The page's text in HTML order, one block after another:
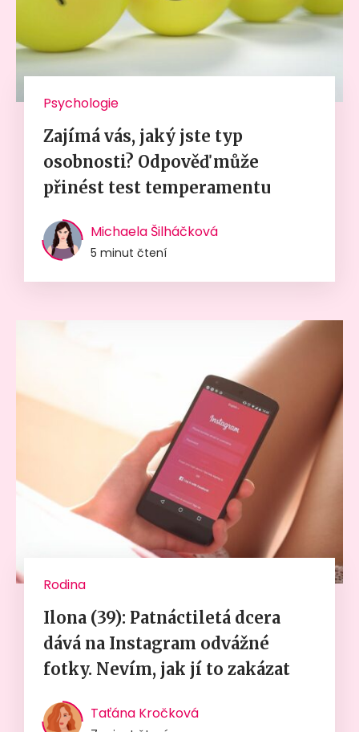
Psychologie
Zajímá vás, jaký jste typ
osobnosti? Odpověď může
přinést test temperamentu
Michaela Šilháčková
5 minut čtení
Rodina
Ilona (39): Patnáctiletá dcera
dává na Instagram odvážné
fotky. Nevím, jak jí to zakázat
Taťána Kročková